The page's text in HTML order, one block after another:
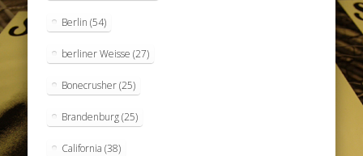
Berlin (54)
berliner Weisse (27)
Bonecrusher(25)
Brandenburg(25)
California (38)